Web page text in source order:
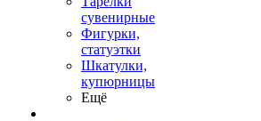
сувенирные
Фигурки,
статуэтки
Шкатулки,
купюрницы
Ещё